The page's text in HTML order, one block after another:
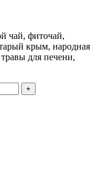
чай, фиточай,
крым, народная
для печени,